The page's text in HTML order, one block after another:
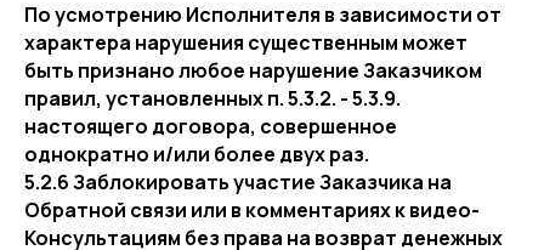
По усмотрению Исполнителя в зависимости от
характера нарушения существенным может
быть признано любое нарушение Заказчиком
правил, установленных п. 5.3.2. - 5.3.9.
настоящего договора, совершенное
однократно и/или более двух раз.
5.2.6 Заблокировать участие Заказчика на
Обратной связи или в комментариях к видео-
Консультациям без права на возврат денежных